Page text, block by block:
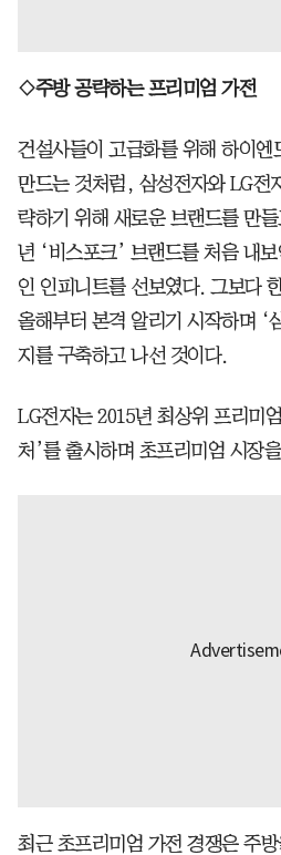
◇주방 공략하는 프리미엄 가전
건설사들이 고급화를 위해 하이엔
만드는 것처럼, 삼성전자와 LG전
략하기 위해 새로운 브랜드를 만
년 ‘비스포크’ 브랜드를 처음 내
인 인피니트를 선보였다. 그보다
올해부터 본격 알리기 시작하며 ‘
지를 구축하고 나선 것이다.
LG전자는 2015년 최상위 프리미
처’를 출시하며 초프리미엄 시장
최근 초프리미엄 가전 경쟁은 주